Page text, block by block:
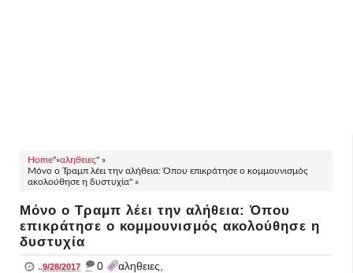
Home"»αληθειες" »
Μόνο ο Τραμπ λέει την αλήθεια: Όπου επικράτησε ο κομμουνισμός
ακολούθησε η δυστυχία" »
Μόνο ο Τραμπ λέει την αλήθεια: Όπου
επικράτησε ο κομμουνισμός ακολούθησε η
δυστυχία
..9/28/2017 _ 0 αληθειες,